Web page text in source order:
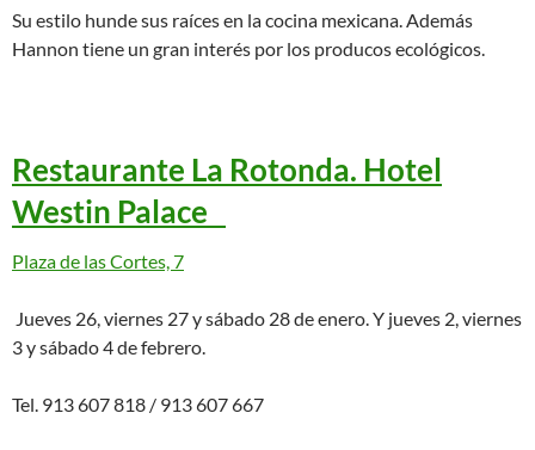
Su estilo hunde sus raíces en la cocina mexicana. Además
Hannon tiene un gran interés por los producos ecológicos.
Restaurante La Rotonda. Hotel
Westin Palace
Plaza de las Cortes, 7
Jueves 26, viernes 27 y sábado 28 de enero. Y jueves 2, viernes
3 y sábado 4 de febrero.
Tel. 913 607 818 / 913 607 667